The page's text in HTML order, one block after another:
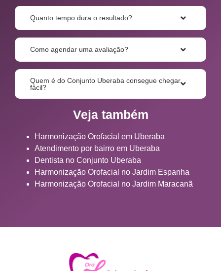
Quanto tempo dura o resultado?
Como agendar uma avaliação?
Quem é do Conjunto Uberaba consegue chegar
fácil?
Veja também
Harmonização Orofacial em Uberaba
Atendimento por bairro em Uberaba
Dentista no Conjunto Uberaba
Harmonização Orofacial no Jardim Espanha
Harmonização Orofacial no Jardim Maracanã